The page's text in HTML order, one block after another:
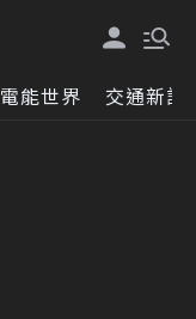
電能世界 交通新訊